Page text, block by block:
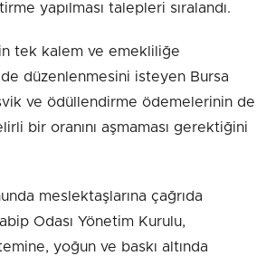
yapılması talepleri sıralandı.
tek kalem ve emekliliğe
düzenlenmesini isteyen Bursa
ve ödüllendirme ödemelerinin de
bir oranını aşmaması gerektiğini
meslektaşlarına çağrıda
Odası Yönetim Kurulu,
yoğun ve baskı altında